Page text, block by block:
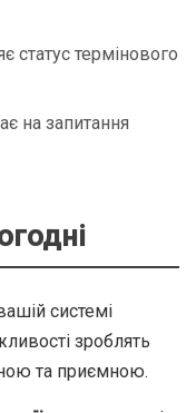
статус термінового
на запитання
системі
зроблять
та приємною.